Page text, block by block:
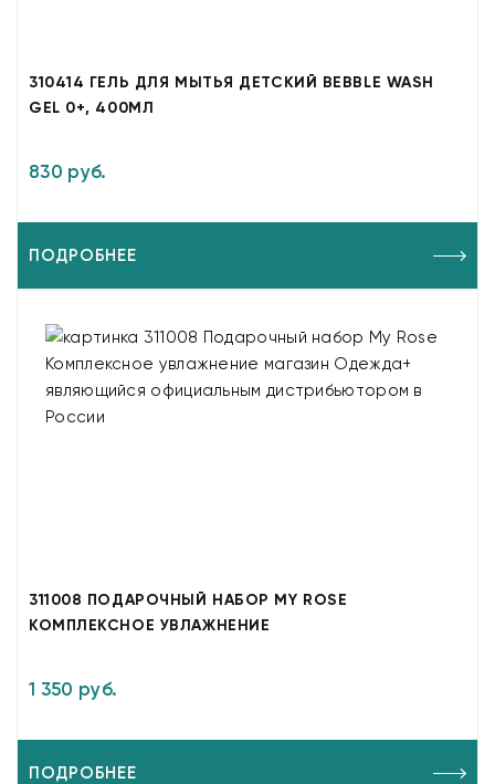
310414 ГЕЛЬ ДЛЯ МЫТЬЯ ДЕТСКИЙ BEBBLE WASH
GEL 0+, 400МЛ
830 руб.
ПОДРОБНЕЕ
311008 ПОДАРОЧНЫЙ НАБОР MY ROSE
КОМПЛЕКСНОЕ УВЛАЖНЕНИЕ
1 350 руб.
ПОДРОБНЕЕ